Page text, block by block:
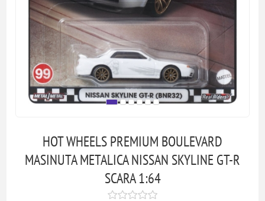
HOT WHEELS PREMIUM BOULEVARD
MASINUTA METALICA NISSAN SKYLINE GT-R
SCARA 1:64